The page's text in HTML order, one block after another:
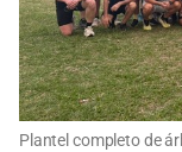
Plantel completo de